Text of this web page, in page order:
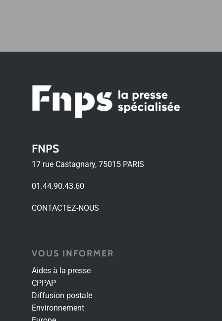
FNPS
17 rue Castagnary, 75015 PARIS
01.44.90.43.60
CONTACTEZ-NOUS
VOUS INFORMER
Aides à la presse
CPPAP
Diffusion postale
Environnement